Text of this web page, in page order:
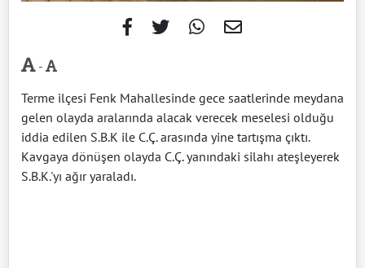
-
Terme ilçesi Fenk Mahallesinde gece saatlerinde meydana
gelen olayda aralarında alacak verecek meselesi olduğu
iddia edilen S.B.K ile C.Ç. arasında yine tartışma çıktı.
Kavgaya dönüşen olayda C.Ç. yanındaki silahı ateşleyerek
S.B.K.'yı ağır yaraladı.